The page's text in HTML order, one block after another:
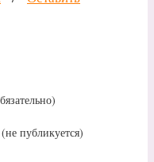
публикуется)